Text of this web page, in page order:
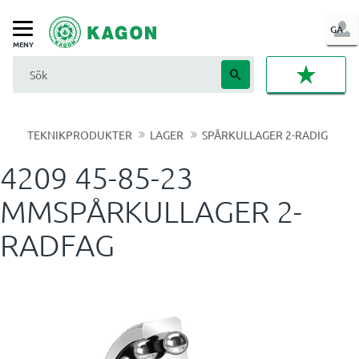
Meny
GA
IN
TEKNIKPRODUKTER LAGER SPÅRKULLAGER 2-RADIG
4209 45-85-23
MMSPÅRKULLAGER 2-
RADFAG